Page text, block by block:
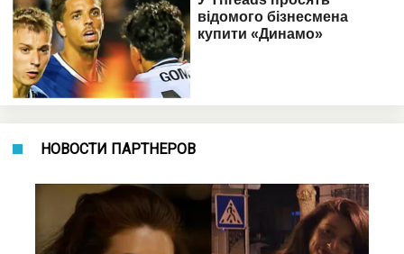
НОВОСТИ ПАРТНЕРОВ